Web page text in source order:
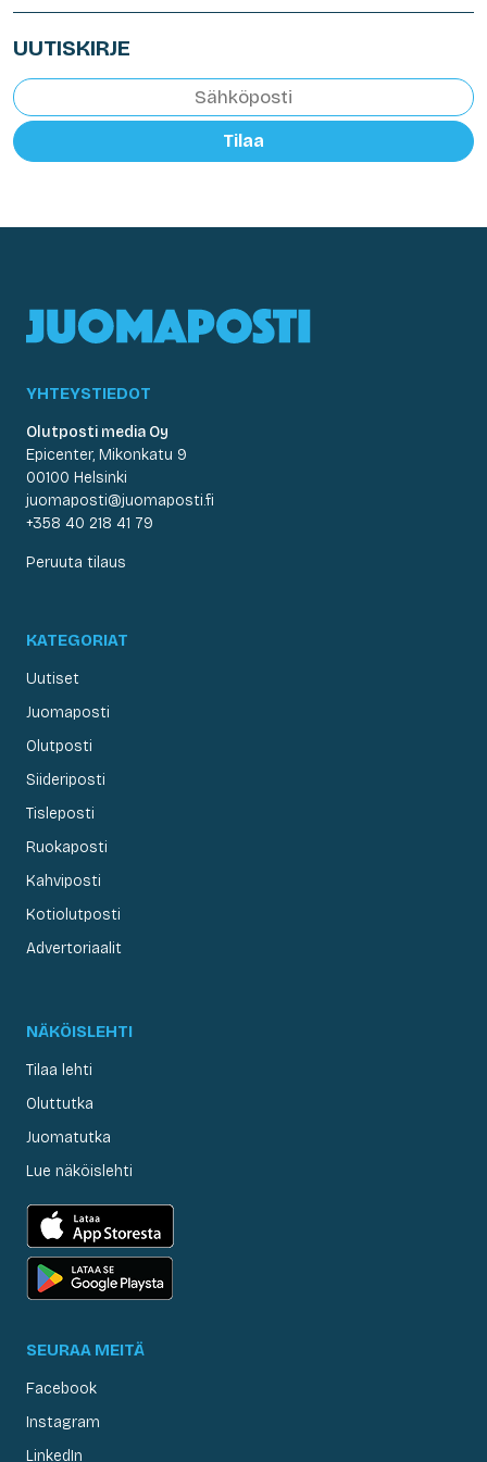
UUTISKIRJE
Tilaa
YHTEYSTIEDOT
Olutposti media Oy
Epicenter, Mikonkatu 9
00100 Helsinki
juomaposti@juomaposti.fi
+358 40 218 41 79
Peruuta tilaus
KATEGORIAT
Uutiset
Juomaposti
Olutposti
Siideriposti
Tisleposti
Ruokaposti
Kahviposti
Kotiolutposti
Advertoriaalit
NÄKÖISLEHTI
Tilaa lehti
Oluttutka
Juomatutka
Lue näköislehti
SEURAA MEITÄ
Facebook
Instagram
LinkedIn